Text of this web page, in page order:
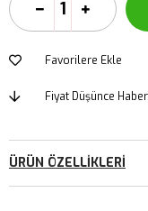
Favorilere Ekle
Fiyat Düşünce
ÜRÜN ÖZELLIKLERI